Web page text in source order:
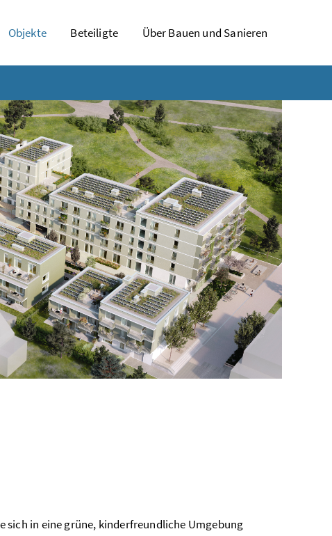
Objekte Beteiligte Über Bauen und Sanieren
sich in eine grüne, kinderfreundliche Umgebung